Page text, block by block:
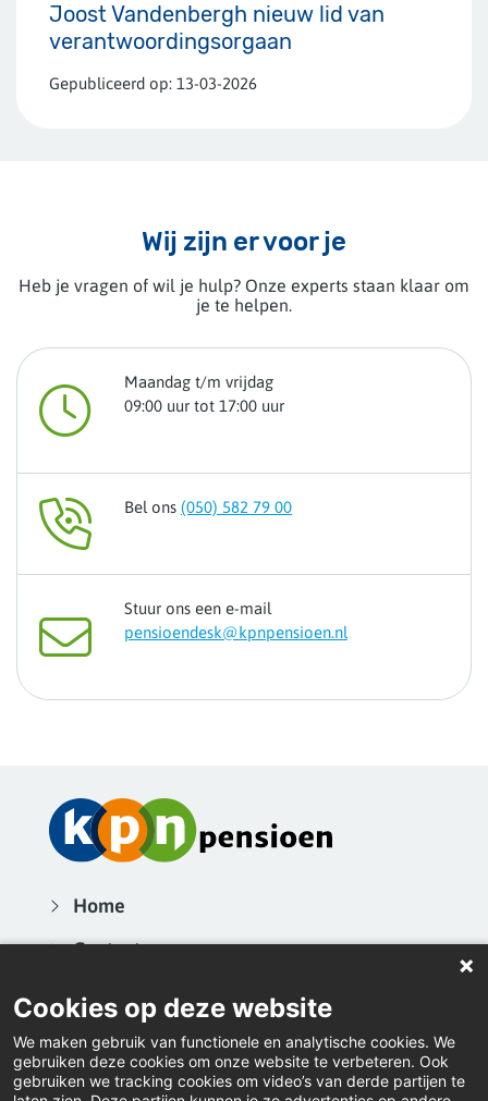
Joost Vandenbergh nieuw lid van
verantwoordingsorgaan
Gepubliceerd op: 13-03-2026
Wij zijn er voor je
Heb je vragen of wil je hulp? Onze experts staan klaar om
je te helpen.
Maandag t/m vrijdag
09:00 uur tot 17:00 uur
Bel ons (050) 582 79 00
Stuur ons een e-mail
pensioendesk@kpnpensioen.nl
Home
Contact
Actueel
Nieuwsbrieven
Inloggen
Cookies op deze website
We maken gebruik van functionele en analytische cookies. We
gebruiken deze cookies om onze website te verbeteren. Ook
gebruiken we tracking cookies om video’s van derde partijen te